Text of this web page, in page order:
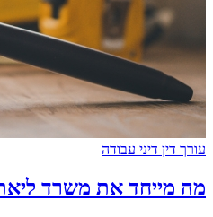
עורך דין דיני עבודה
מה מייחד את משרד